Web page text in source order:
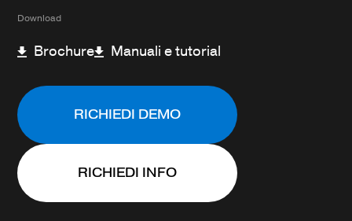
Download
Brochure Manuali e tutorial
RICHIEDI DEMO
RICHIEDI INFO